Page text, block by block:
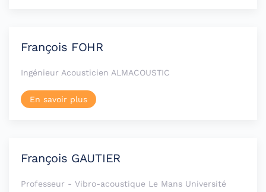
François FOHR
Ingénieur Acousticien ALMACOUSTIC
En savoir plus
François GAUTIER
Professeur - Vibro-acoustique Le Mans Université